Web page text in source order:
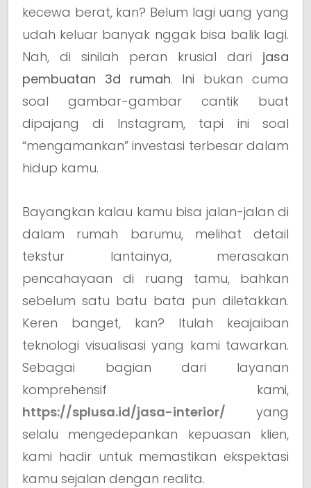
kecewa berat, kan? Belum lagi uang yang
udah keluar banyak nggak bisa balik lagi.
Nah, di sinilah peran krusial dari jasa
pembuatan 3d rumah. Ini bukan cuma
soal gambar-gambar cantik buat
dipajang di Instagram, tapi ini soal
“mengamankan” investasi terbesar dalam
hidup kamu.
Bayangkan kalau kamu bisa jalan-jalan di
dalam rumah barumu, melihat detail
tekstur lantainya, merasakan
pencahayaan di ruang tamu, bahkan
sebelum satu batu bata pun diletakkan.
Keren banget, kan? Itulah keajaiban
teknologi visualisasi yang kami tawarkan.
Sebagai bagian dari layanan
komprehensif kami,
https://splusa.id/jasa-interior/ yang
selalu mengedepankan kepuasan klien,
kami hadir untuk memastikan ekspektasi
kamu sejalan dengan realita.